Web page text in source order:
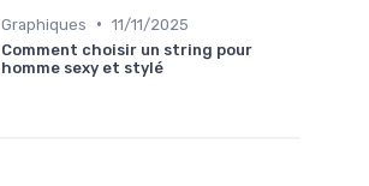
Graphiques • 11/11/2025
Comment choisir un string pour
homme sexy et stylé